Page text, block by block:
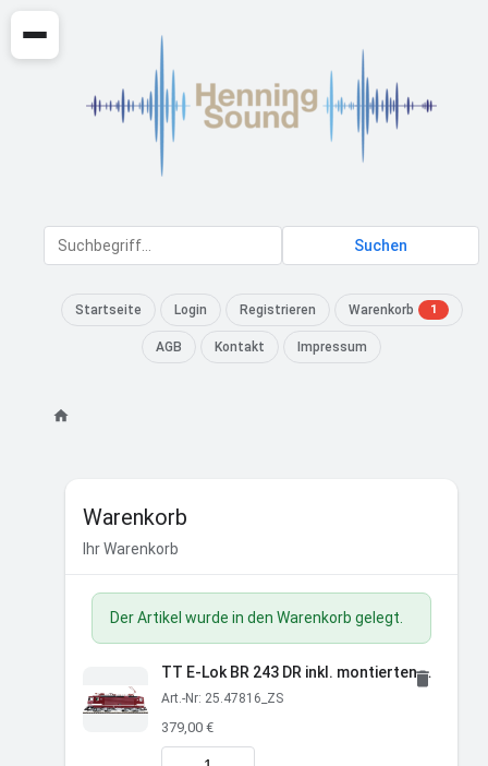
Suchen
Startseite Login Registrieren Warenkorb 1
AGB Kontakt Impressum
Warenkorb
Ihr Warenkorb
Der Artikel wurde in den Warenkorb gelegt.
TT E-Lok BR 243 DR inkl. montierten Zimo MS581N18
Art.-Nr: 25.47816_ZS
379,00 €
Menge für TT E-Lok BR 243 DR inkl.